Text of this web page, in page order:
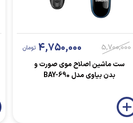
5,700,000
4,750,000 تومان
ست ماشین اصلاح موی صورت و
بدن بیاوی مدل BAY-690